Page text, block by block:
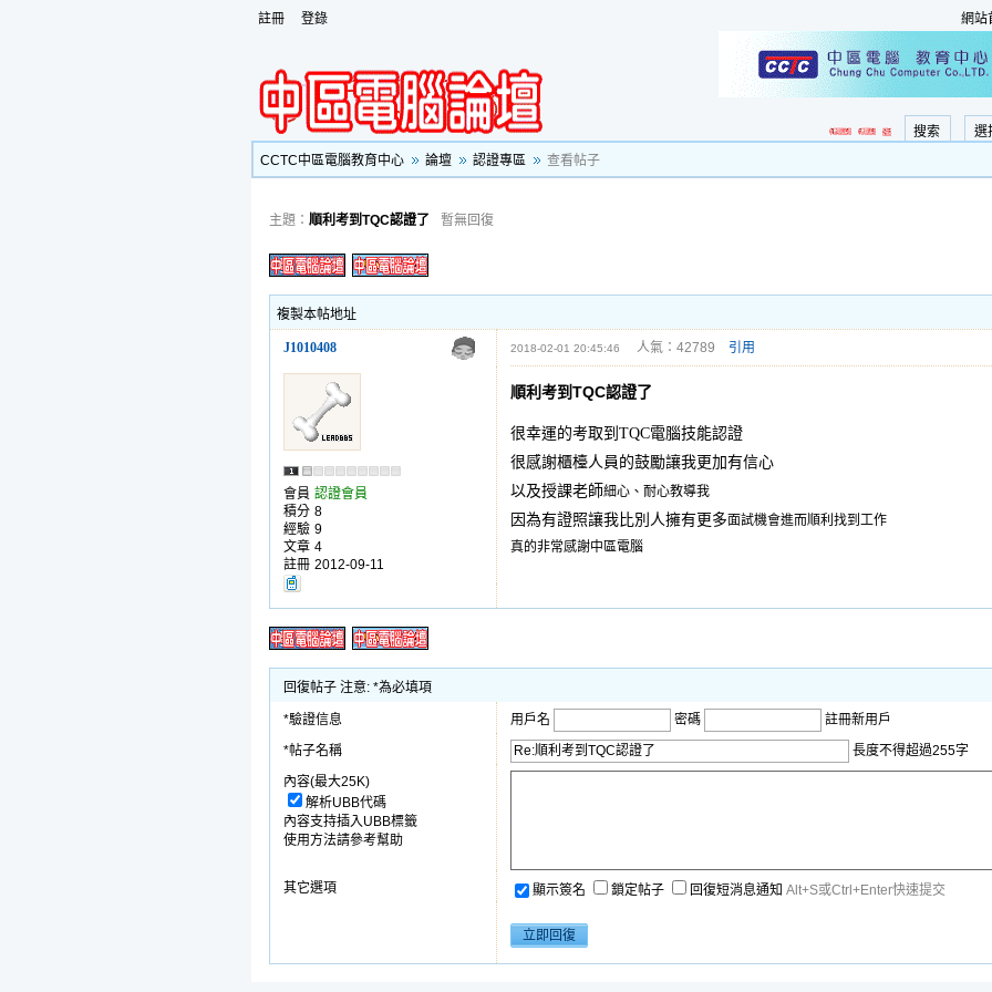
註冊 登錄 網站
選
搜索
CCTC中區電腦教育中心
論壇 認證專區 查看帖子
主題： 順利考到TQC認證了 暫無回復
複製本帖地址
J1010408 2018-02-01 20:45:46 人氣：42789 引用
會員 認證會員
積分 8
經驗 9
文章 4
註冊 2012-09-11
順利考到TQC認證了
很幸運的考取到TQC電腦技能認證
很感謝櫃檯人員的鼓勵讓我更加有信心
以及授課老師細心、耐心教導我
因為有證照讓我比別人擁有更多面試機會進而順利找到工作
真的非常感謝中區電腦
回復帖子 注意: *為必填項
*驗證信息 用戶名 密碼
註冊新用戶
*帖子名稱
長度不得超過255字
內容(最大25K)
解析UBB代碼
內容支持插入UBB標籤
使用方法請參考幫助
其它選項 顯示簽名 鎖定帖子 回復短消息通知 Alt+S或Ctrl+Enter快速提交